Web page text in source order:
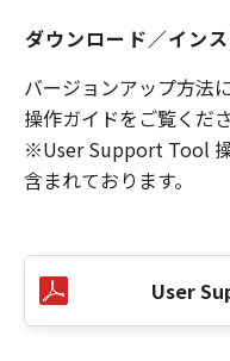
ダウンロード／イン
バージョンアップ方法
操作ガイドをご覧くださ
※User Support Tool
含まれております。
User